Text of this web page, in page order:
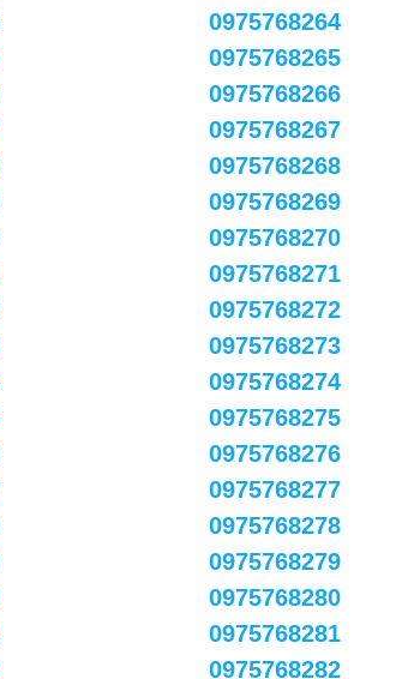
0975768264
0975768265
0975768266
0975768267
0975768268
0975768269
0975768270
0975768271
0975768272
0975768273
0975768274
0975768275
0975768276
0975768277
0975768278
0975768279
0975768280
0975768281
0975768282